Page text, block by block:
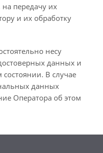
передачу их
и их обработку
несу
данных и
В случае
данных
Оператора об этом